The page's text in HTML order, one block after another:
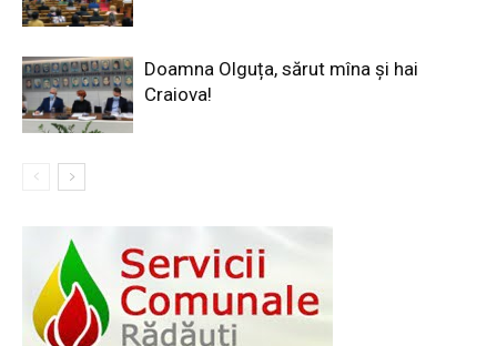
Doamna Olguța, sărut mîna și hai
Craiova!